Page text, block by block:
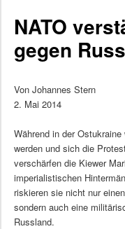
NATO
gegen
Von Johannes Stern
2. Mai 2014
Während in der
werden und sich die
verschärfen die Kiewer
imperialistischen
riskieren sie nicht nur
sondern auch eine
Russland.